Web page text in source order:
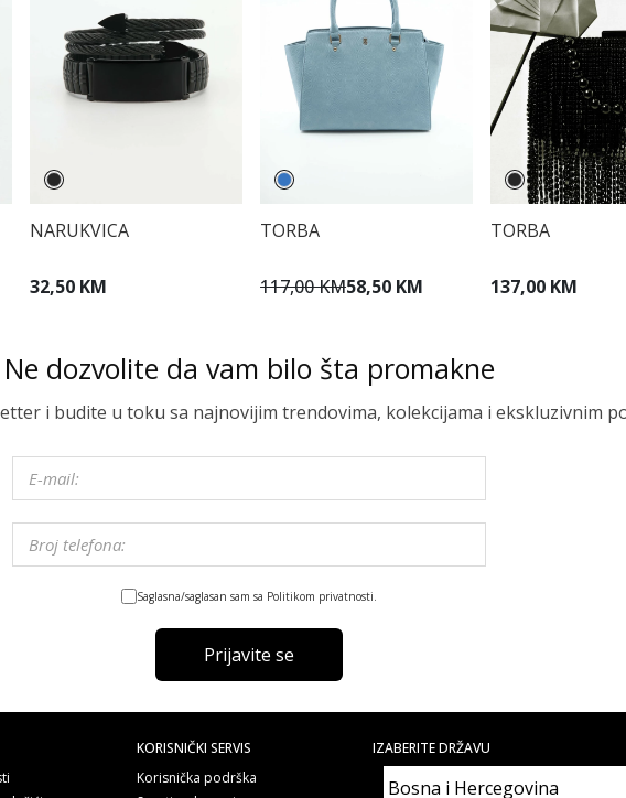
NARUKVICA
32,50 KM
TORBA
117,00 KM58,50 KM
TORBA
137,00 KM
Ne dozvolite da vam bilo šta promakne
i budite u toku sa najnovijim trendovima, kolekcijama i ekskluzivnim
Saglasna/saglasan sam sa Politikom privatnosti.
Prijavite se
KORISNIČKI SERVIS
Korisnička podrška
IZABERITE DRŽAVU